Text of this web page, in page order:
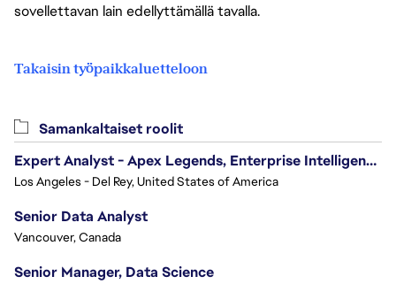
sovellettavan lain edellyttämällä tavalla.
Takaisin työpaikkaluetteloon
Samankaltaiset roolit
Expert Analyst - Apex Legends, Enterprise Intelligence (EI)
Los Angeles - Del Rey, United States of America
Senior Data Analyst
Vancouver, Canada
Senior Manager, Data Science